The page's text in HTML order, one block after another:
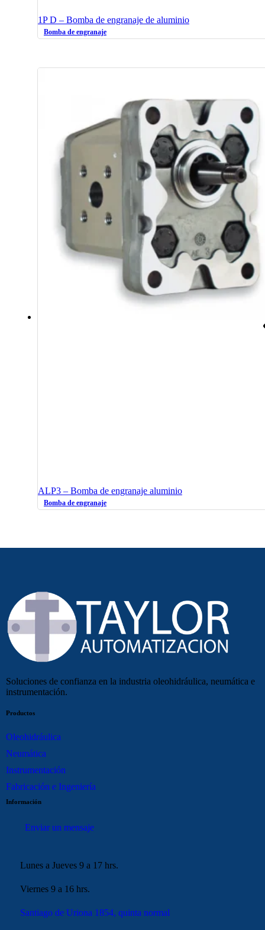
1P D – Bomba de engranaje de aluminio
Bomba de engranaje
ALP3 – Bomba de engranaje aluminio
Bomba de engranaje
Soluciones de confianza en la industria oleohidráulica, neumática e
instrumentación.
Productos
Oleohidráulica
Neumática
Instrumentación
Fabricación e Ingeniería
Información
Enviar un mensaje
Lunes a Jueves 9 a 17 hrs.
Viernes 9 a 16 hrs.
Santiago de Uriona 1854, quinta normal